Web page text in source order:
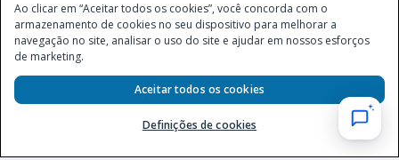
Este site é operado pela Ventmear Brasil LTDA (CNPJ 52.868.380/0001-84), com
endereço na Avenida Brigadeiro Faria Lima, nº 4.055, 3º andar, Itaim Bibi, no
Município de São Paulo, Estado de São Paulo, CEP 04538-133, Brasil - empresa
Secretaria de Prêmios e Apostas do Ministério da Fazenda, conforme Portaria nº
247, de 07.02.2025, publicada no DOU em 11.2.2025.
Ao clicar em “Aceitar todos os cookies”, você concorda com o
armazenamento de cookies no seu dispositivo para melhorar a
navegação no site, analisar o uso do site e ajudar em nossos esforços
de marketing.
Definições de cookies
Aceitar todos os cookies